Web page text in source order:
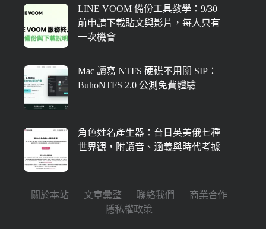
LINE VOOM 備份工具教學：9/30
前申請下載貼文與影片，每人只有
一次機會
Mac 讀寫 NTFS 硬碟不用關 SIP：
BuhoNTFS 2.0 公測免費體驗
角色姓名產生器：台日英美俄七種
世界觀，附讀音、涵義與時代考據
關於本站 文章彙整 聯絡我們
商業合作
隱私權政策